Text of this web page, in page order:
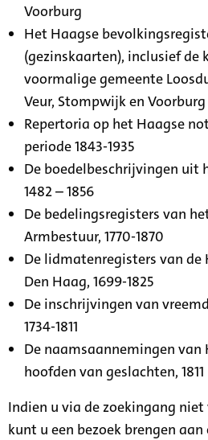
Voorburg
Het Haagse
(gezinskaarten), inclusief de
voormalige gemeente
Veur, Stompwijk en Voorburg
Repertoria op het Haagse
periode 1843-1935
De boedelbeschrijvingen uit
1482 – 1856
De bedelingsregisters van
Armbestuur, 1770-1870
De lidmatenregisters van de
Den Haag, 1699-1825
De inschrijvingen van
1734-1811
De naamsaannemingen van
hoofden van geslachten, 1811
Indien u via de zoekingang
kunt u een bezoek brengen aan